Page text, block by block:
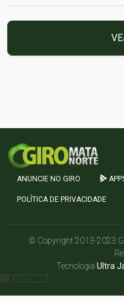
ANUNCIE NO GIRO
POLÍTICA DE PRIVACIDADE
© Copyright 2013-2023
Tecnologia Ultra